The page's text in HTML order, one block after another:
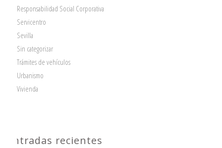
Responsabilidad Social Corporativa
Servicentro
Sevilla
Sin categorizar
Trámites de vehículos
Urbanismo
Vivienda
Entradas recientes